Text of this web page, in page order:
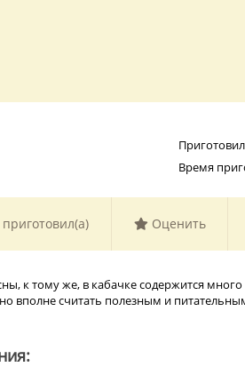
Время
Оценить
к тому же, в кабачке содержится
вполне считать полезным и